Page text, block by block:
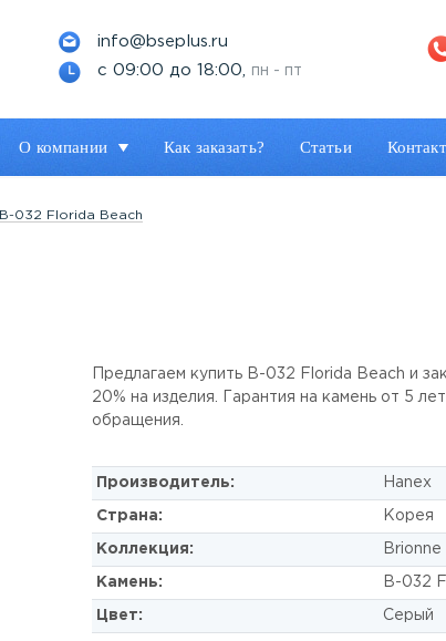
info@bseplus.ru
с 09:00 до 18:00,
пн - пт
О компании Как заказать? Статьи
B-032 Florida Beach
Предлагаем купить B-032 Florida Beach и
20% на изделия. Гарантия на камень от 5
обращения.
Производитель: Hanex
Страна: Корея
Коллекция: Brionne
Камень: B-032
Цвет: Серый